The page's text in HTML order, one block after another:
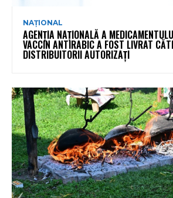
NAȚIONAL
AGENȚIA NAȚIONALĂ A
VACCIN ANTIRABIC A FOST LIVRAT
DISTRIBUITORII AUTORIZAȚI